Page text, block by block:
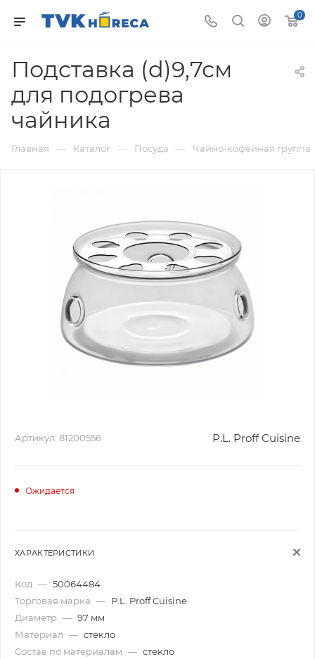
0
Подставка (d)9,7см
для подогрева
чайника
Главная — Каталог — Посуда — Чайно-кофейная группа
Артикул: 81200556 P.L. Proff Cuisine
Ожидается
ХАРАКТЕРИСТИКИ
Код — 50064484
Торговая марка — P.L. Proff Cuisine
Диаметр — 97 мм
Материал — стекло
Состав по материалам — стекло